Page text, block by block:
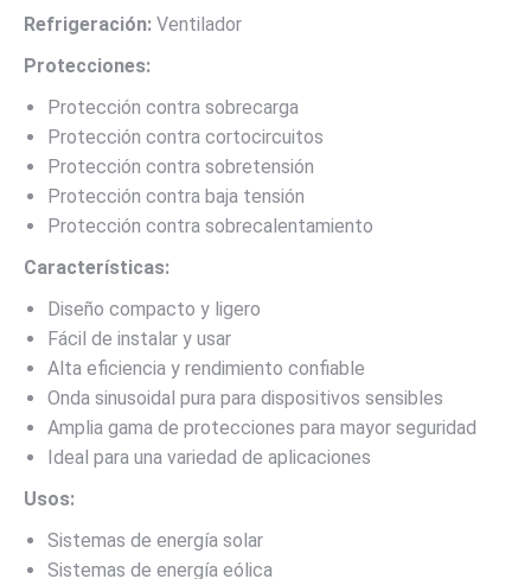
Refrigeración: Ventilador
Protecciones:
Protección contra sobrecarga
Protección contra cortocircuitos
Protección contra sobretensión
Protección contra baja tensión
Protección contra sobrecalentamiento
Características:
Diseño compacto y ligero
Fácil de instalar y usar
Alta eficiencia y rendimiento confiable
Onda sinusoidal pura para dispositivos sensibles
Amplia gama de protecciones para mayor seguridad
Ideal para una variedad de aplicaciones
Usos:
Sistemas de energía solar
Sistemas de energía eólica